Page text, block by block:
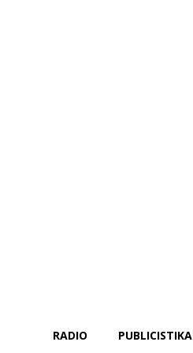
RADIO PUBLICISTIKA